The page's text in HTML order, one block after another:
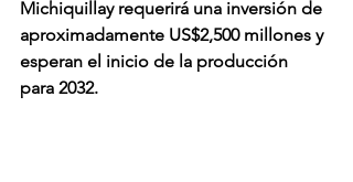
Michiquillay requerirá una inversión de
aproximadamente US$2,500 millones y
esperan el inicio de la producción
para 2032.